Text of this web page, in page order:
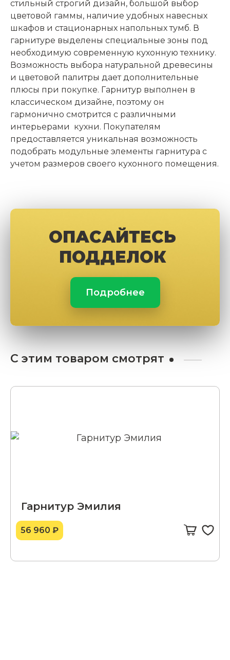
стильный строгий дизайн, большой выбор
цветовой гаммы, наличие удобных навесных
шкафов и стационарных напольных тумб. В
гарнитуре выделены специальные зоны под
необходимую современную кухонную технику.
Возможность выбора натуральной древесины
и цветовой палитры дает дополнительные
плюсы при покупке. Гарнитур выполнен в
классическом дизайне, поэтому он
гармонично смотрится с различными
интерьерами кухни. Покупателям
предоставляется уникальная возможность
подобрать модульные элементы гарнитура с
учетом размеров своего кухонного помещения.
ОПАСАЙТЕСЬ
ПОДДЕЛОК
Подробнее
С этим товаром смотрят
Гарнитур Эмилия
56 960 ₽